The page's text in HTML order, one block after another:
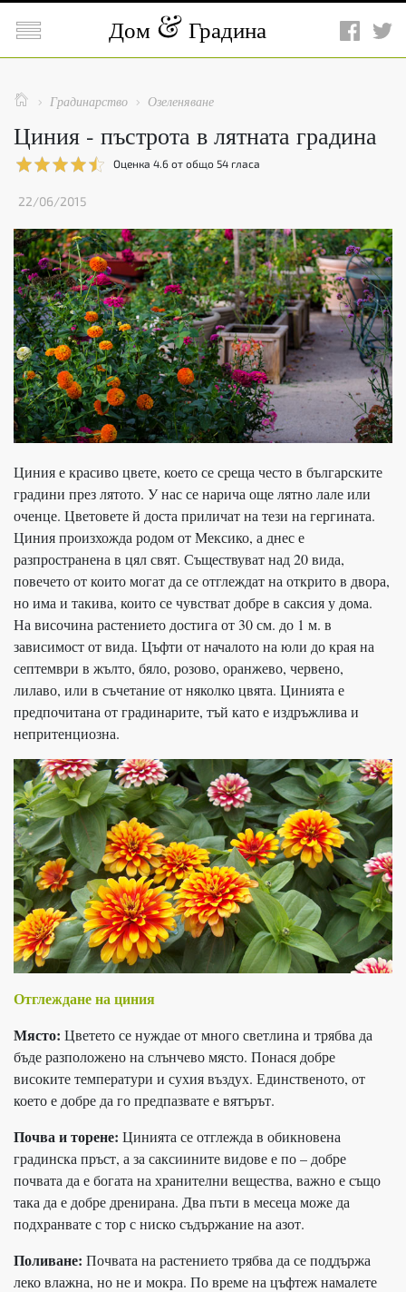
 Дом Градина
  Градинарство  Озеленяване
Циния - пъстрота в лятната градина
Оценка 4.6 от общо 54 гласа
22/06/2015
Циния е красиво цвете, което се среща често в българските
градини през лятото. У нас се нарича още лятно лале или
оченце. Цветовете й доста приличат на тези на гергината.
Циния произхожда родом от Мексико, а днес е
разпространена в цял свят. Съществуват над 20 вида,
повечето от които могат да се отглеждат на открито в двора,
но има и такива, които се чувстват добре в саксия у дома.
На височина растението достига от 30 см. до 1 м. в
зависимост от вида. Цъфти от началото на юли до края на
септември в жълто, бяло, розово, оранжево, червено,
лилаво, или в съчетание от няколко цвята. Цинията е
предпочитана от градинарите, тъй като е издръжлива и
непритенциозна.
Отглеждане на циния
Място: Цветето се нуждае от много светлина и трябва да
бъде разположено на слънчево място. Понася добре
високите температури и сухия въздух. Единственото, от
което е добре да го предпазвате е вятърът.
Почва и торене: Цинията се отглежда в обикновена
градинска пръст, а за саксиините видове е по – добре
почвата да е богата на хранителни вещества, важно е също
така да е добре дренирана. Два пъти в месеца може да
подхранвате с тор с ниско съдържание на азот.
Поливане: Почвата на растението трябва да се поддържа
леко влажна, но не и мокра. По време на цъфтеж намалете